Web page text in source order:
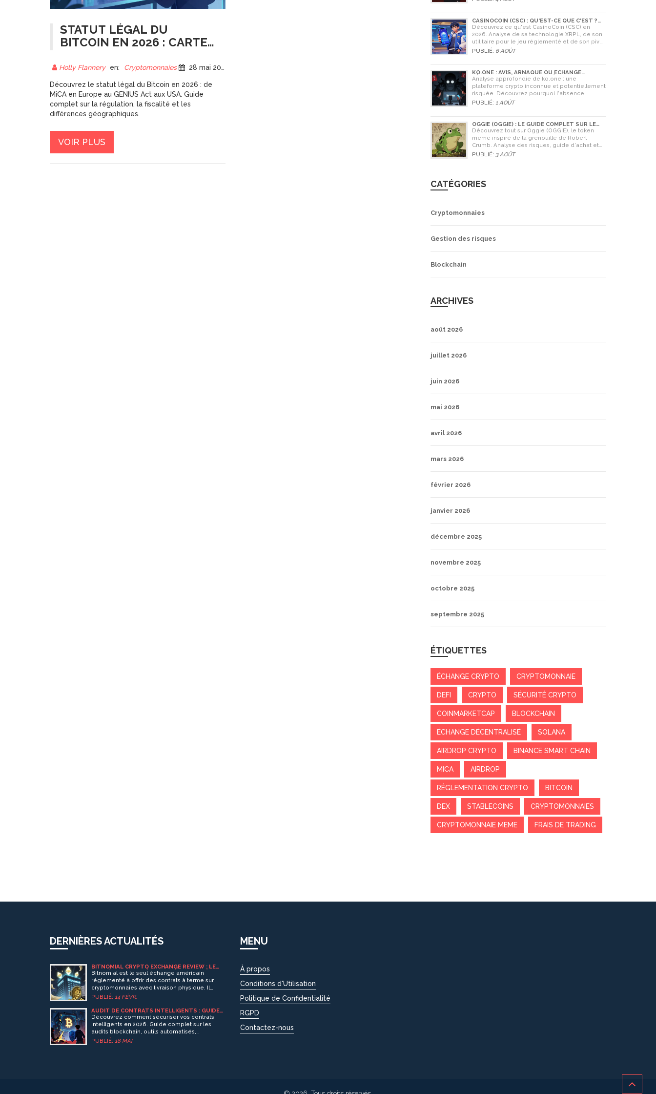
STATUT LÉGAL DU
BITCOIN EN 2026 : CARTE
RÉGULATIONS
Holly Flannery en: Cryptomonnaies 28 mai 2026
Découvrez le statut légal du Bitcoin en 2026 : de
MiCA en Europe au GENIUS Act aux USA. Guide
complet sur la régulation, la fiscalité et les
différences géographiques.
VOIR PLUS
CASINOCOIN (CSC) : QU'EST-CE QUE C'EST ?
GUIDE COMPLET, TOKENOMICS ET AVENIR EN
2026
Découvrez ce qu'est CasinoCoin (CSC) en
2026. Analyse de sa technologie XRPL, de son
utilitaire pour le jeu réglementé et de son pivot
stratégique vers LuckyHash.
PUBLIÉ: 6 AOÛT
KO.ONE : AVIS, ARNAQUE OU ÉCHANGE
LÉGITIME ? ANALYSE COMPLÈTE
Analyse approfondie de ko.one : une
plateforme crypto inconnue et potentiellement
risquée. Découvrez pourquoi l'absence
d'information est un danger, comparez avec
PUBLIÉ: 1 AOÛT
OGGIE (OGGIE) : LE GUIDE COMPLET SUR LE
TOKEN MEME DE LA GRENOUILLE
Découvrez tout sur Oggie (OGGIE), le token
meme inspiré de la grenouille de Robert
Crumb. Analyse des risques, guide d'achat et
comparaison avec Pepe.
PUBLIÉ: 3 AOÛT
CATÉGORIES
Cryptomonnaies
Gestion des risques
Blockchain
ARCHIVES
août 2026
juillet 2026
juin 2026
mai 2026
avril 2026
mars 2026
février 2026
janvier 2026
décembre 2025
novembre 2025
octobre 2025
septembre 2025
ÉTIQUETTES
ÉCHANGE CRYPTO CRYPTOMONNAIE
DEFI CRYPTO SÉCURITÉ CRYPTO
COINMARKETCAP BLOCKCHAIN
ÉCHANGE DÉCENTRALISÉ SOLANA
AIRDROP CRYPTO BINANCE SMART CHAIN
MICA AIRDROP
RÉGLEMENTATION CRYPTO BITCOIN
DEX STABLECOINS CRYPTOMONNAIES
CRYPTOMONNAIE MEME FRAIS DE TRADING
DERNIÈRES ACTUALITÉS
BITNOMIAL CRYPTO EXCHANGE REVIEW : LE
SEUL ÉCHANGE AMÉRICAIN RÉGLEMENTÉ AVEC
LIVRAISON PHYSIQUE
Bitnomial est le seul échange américain
réglementé à offrir des contrats à terme sur
cryptomonnaies avec livraison physique. Il
propose des produits uniques comme les
garantie de marge.
PUBLIÉ: 14 FÉVR.
AUDIT DE CONTRATS INTELLIGENTS : GUIDE
COMPLET POUR SÉCURISER LE CODE
BLOCKCHAIN EN 2026
Découvrez comment sécuriser vos contrats
intelligents en 2026. Guide complet sur les
audits blockchain, outils automatisés,
vérification formelle et choix des cabinets
PUBLIÉ: 18 MAI
MENU
À propos
Conditions d'Utilisation
Politique de Confidentialité
RGPD
Contactez-nous